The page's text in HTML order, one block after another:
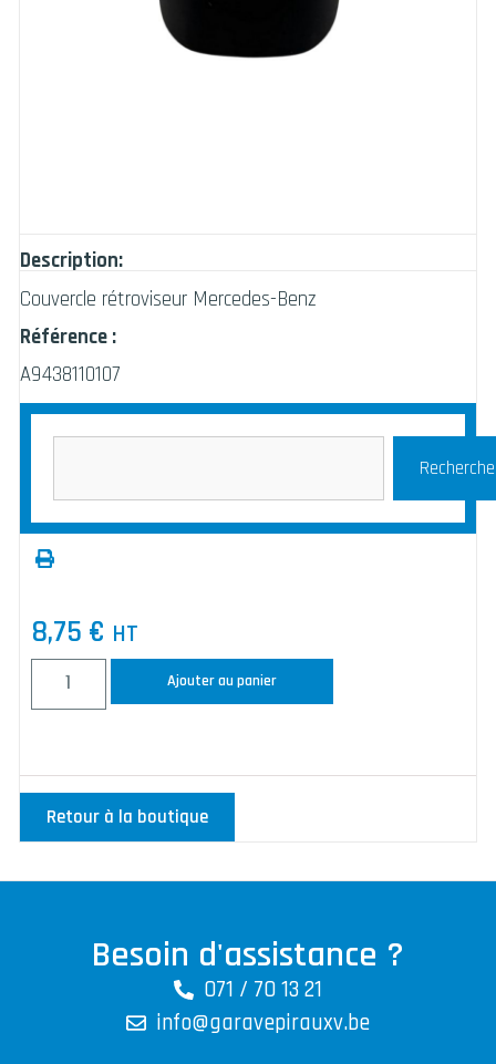
Description:
Couvercle rétroviseur Mercedes-Benz
Référence :
A9438110107
8,75 € HT
Ajouter au panier
Retour à la boutique
Besoin d'assistance ?
071 / 70 13 21
info@garavepirauxv.be